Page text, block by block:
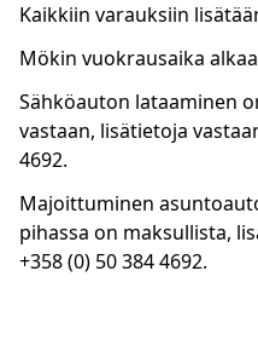
Kaikkiin varauksiin
Mökin vuokrausaika
Sähköauton lataaminen
vastaan, lisätietoja
4692.
Majoittuminen
pihassa on maksullista,
+358 (0) 50 384 4692.